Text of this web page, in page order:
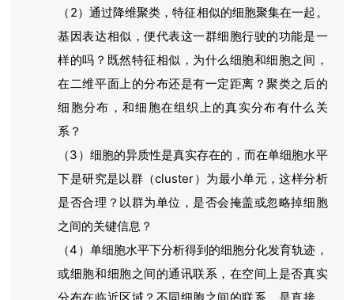
（2）通过降维聚类，特征相似的细胞聚集在一起。
基因表达相似，便代表这一群细胞行驶的功能是一
样的吗？既然特征相似，为什么细胞和细胞之间，
在二维平面上的分布还是有一定距离？聚类之后的
细胞分布，和细胞在组织上的真实分布有什么关
系？
（3）细胞的异质性是真实存在的，而在单细胞水平
下是研究是以群（cluster）为最小单元，这样分析
是否合理？以群为单位，是否会掩盖或忽略掉细胞
之间的关键信息？
（4）单细胞水平下分析得到的细胞分化发育轨迹，
或细胞和细胞之间的通讯联系，在空间上是否真实